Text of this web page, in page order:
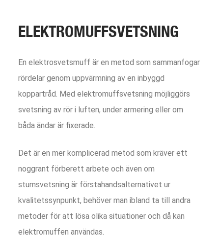
ELEKTROMUFFSVETSNING
En elektrosvetsmuff är en metod som sammanfogar
rördelar genom uppvärmning av en inbyggd
koppartråd. Med elektromuffsvetsning möjliggörs
svetsning av rör i luften, under armering eller om
båda ändar är fixerade.
Det är en mer komplicerad metod som kräver ett
noggrant förberett arbete och även om
stumsvetsning är förstahandsalternativet ur
kvalitetssynpunkt, behöver man ibland ta till andra
metoder för att lösa olika situationer och då kan
elektromuffen användas.